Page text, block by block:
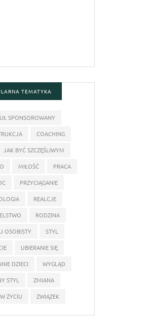
TEMATYKA
SPONSOROWANY
COACHING
JAK BYĆ SZCZĘŚLIWYM
MIŁOŚĆ
PRACA
PRZYCIĄGANIE
REALCJE
RODZINA
OSOBISTY
STYL
UBIERANIE SIĘ
DZIECI
WYGLĄD
STYL
ZMIANA
ŻYCIU
ZWIĄZEK